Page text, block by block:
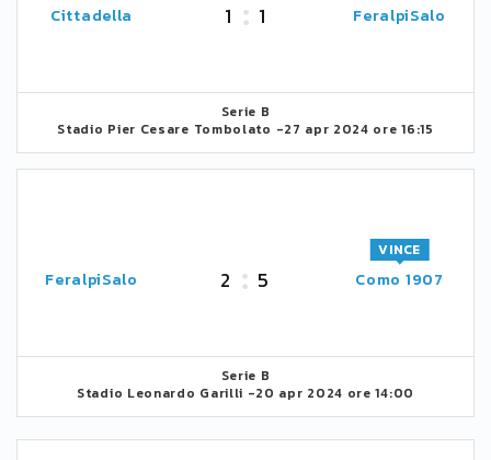
Cittadella 1 1 FeralpiSalo
Serie B
Stadio Pier Cesare Tombolato -27 apr 2024 ore 16:15
FeralpiSalo 2 5 Como 1907
VINCE
Serie B
Stadio Leonardo Garilli -20 apr 2024 ore 14:00